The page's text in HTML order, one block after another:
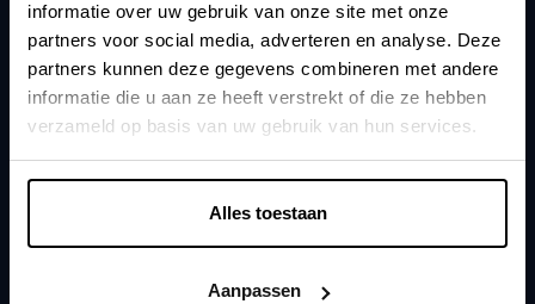
informatie over uw gebruik van onze site met onze
partners voor social media, adverteren en analyse. Deze
partners kunnen deze gegevens combineren met andere
informatie die u aan ze heeft verstrekt of die ze hebben
verzameld op basis van uw gebruik van hun services.
Alles toestaan
Aanpassen
Kunlaborant sinds
Juli 2023
Favoriete liedje
Hush – Tourist
Voor niets of niemand. Laat me aub slapen.